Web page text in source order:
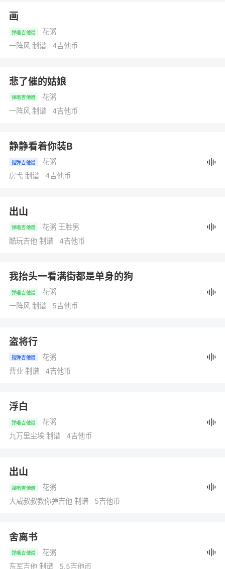
画
弹唱吉他谱
花粥
一阵风 制谱 4吉他币
悲了催的姑娘
弹唱吉他谱
花粥
一阵风 制谱 4吉他币
静静看着你装B
指弹吉他谱
花粥
房弋 制谱 4吉他币
出山
弹唱吉他谱
花粥 王胜男
酷玩吉他 制谱 4吉他币
我抬头一看满街都是单身的狗
弹唱吉他谱
花粥
一阵风 制谱 5吉他币
盗将行
指弹吉他谱
花粥
曹业 制谱 4吉他币
浮白
弹唱吉他谱
花粥
九万里尘埃 制谱 4吉他币
出山
弹唱吉他谱
花粥
大威叔叔教你弹吉他 制谱 5吉他币
舍离书
弹唱吉他谱
花粥
东军吉他 制谱 5.5吉他币